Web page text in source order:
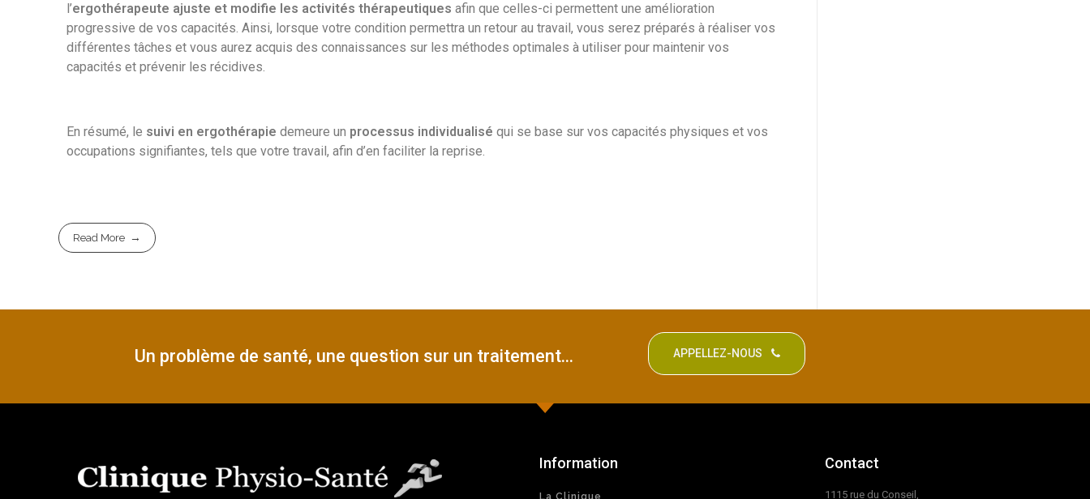
l’ergothérapeute ajuste et modifie les activités thérapeutiques afin que celles-ci permettent une amélioration
progressive de vos capacités. Ainsi, lorsque votre condition permettra un retour au travail, vous serez préparés à réaliser vos
différentes tâches et vous aurez acquis des connaissances sur les méthodes optimales à utiliser pour maintenir vos
capacités et prévenir les récidives.
En résumé, le suivi en ergothérapie demeure un processus individualisé qui se base sur vos capacités physiques et vos
occupations signifiantes, tels que votre travail, afin d’en faciliter la reprise.
Read More
Un problème de santé, une question sur un traitement... APPELLEZ-NOUS
Information
La Clinique
Contact
1115 rue du Conseil,